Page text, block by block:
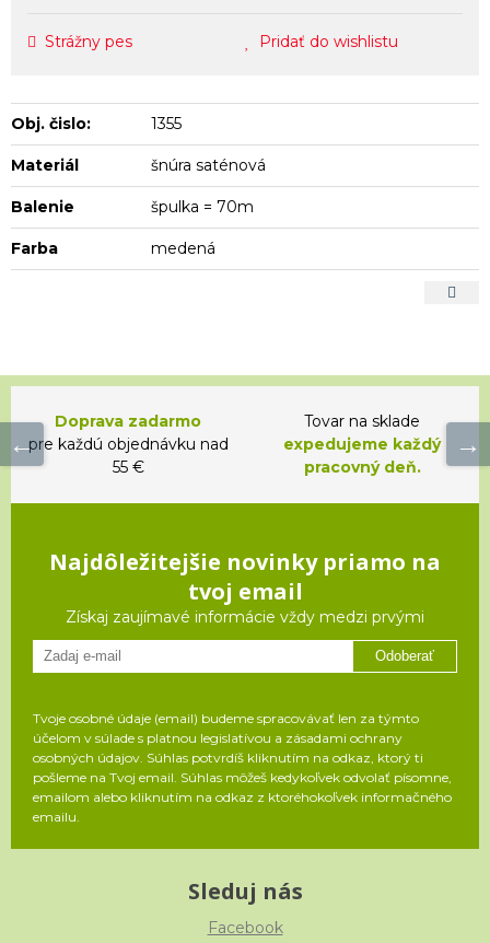
Strážny pes Pridať do wishlistu
Obj. čislo: 1355
Materiál šnúra saténová
Balenie špulka = 70m
Farba medená
Doprava zadarmo
pre každú objednávku nad
55 €
Tovar na sklade
expedujeme každý
pracovný deň.
Najdôležitejšie novinky priamo na
tvoj email
Získaj zaujímavé informácie vždy medzi prvými
Odoberať
Tvoje osobné údaje (email) budeme spracovávať len za týmto
účelom v súlade s platnou legislatívou a zásadami ochrany
osobných údajov. Súhlas potvrdíš kliknutím na odkaz, ktorý ti
pošleme na Tvoj email. Súhlas môžeš kedykoľvek odvolať písomne,
emailom alebo kliknutím na odkaz z ktoréhokoľvek informačného
emailu.
Sleduj nás
Facebook